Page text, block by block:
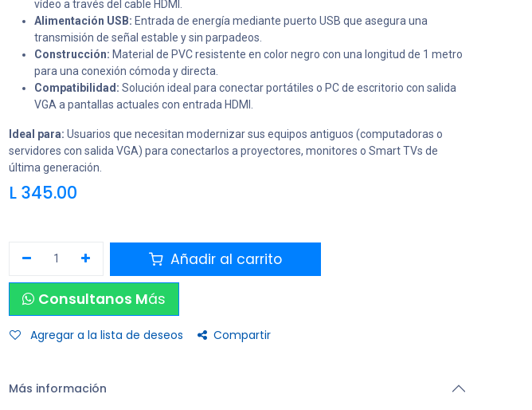
vídeo a través del cable HDMI.
Alimentación USB: Entrada de energía mediante puerto USB que asegura una
transmisión de señal estable y sin parpadeos.
Construcción: Material de PVC resistente en color negro con una longitud de 1 metro
para una conexión cómoda y directa.
Compatibilidad: Solución ideal para conectar portátiles o PC de escritorio con salida
VGA a pantallas actuales con entrada HDMI.
Ideal para: Usuarios que necesitan modernizar sus equipos antiguos (computadoras o
servidores con salida VGA) para conectarlos a proyectores, monitores o Smart TVs de
última generación.
L 345.00
Añadir al carrito
Consultanos Más
Agregar a la lista de deseos Compartir
Más información